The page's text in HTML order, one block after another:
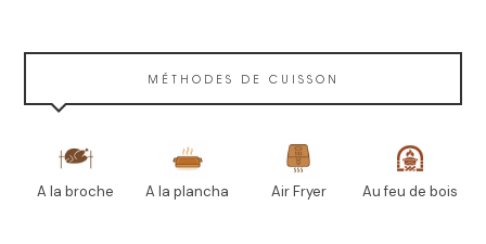
MÉTHODES DE CUISSON
A la broche A la plancha Air Fryer Au feu de bois